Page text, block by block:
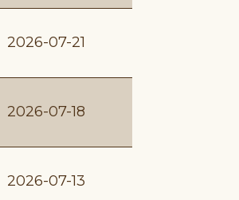
2026-07-21
2026-07-18
2026-07-13